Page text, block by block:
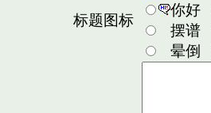
标题图标
你好
摆谱
晕倒